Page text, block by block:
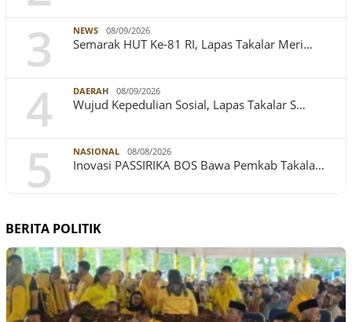
3 NEWS 08/09/2026
Semarak HUT Ke-81 RI, Lapas Takalar Meri…
4 DAERAH 08/09/2026
Wujud Kepedulian Sosial, Lapas Takalar S…
5 NASIONAL 08/08/2026
Inovasi PASSIRIKA BOS Bawa Pemkab Takala…
BERITA POLITIK